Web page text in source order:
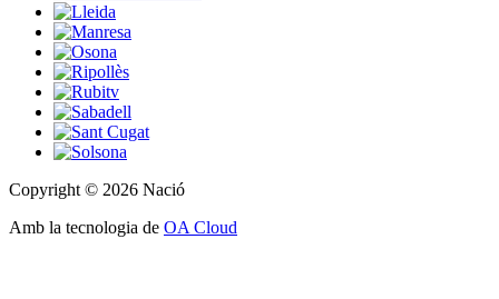
Copyright © 2026 Nació
Amb la tecnologia de OA Cloud